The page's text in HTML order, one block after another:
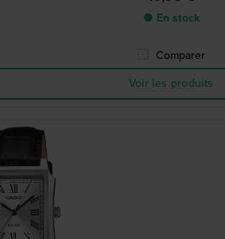
● En stock
Comparer
Voir les produits